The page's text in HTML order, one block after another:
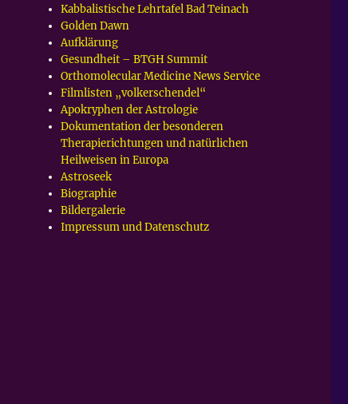
Kabbalistische Lehrtafel Bad Teinach
Golden Dawn
Aufklärung
Gesundheit – BTGH Summit
Orthomolecular Medicine News Service
Filmlisten „volkerschendel“
Apokryphen der Astrologie
Dokumentation der besonderen
Therapierichtungen und natürlichen
Heilweisen in Europa
Astroseek
Biographie
Bildergalerie
Impressum und Datenschutz